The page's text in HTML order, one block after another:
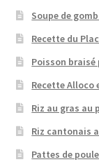
Soupe de
Recette du
Poisson
Recette Alloco
Riz au gras au
Riz cantonais
Pattes de